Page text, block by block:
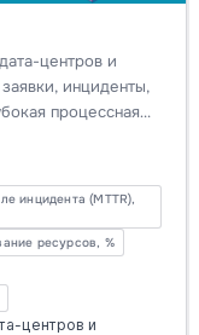
центров и
инциденты,
процессная
повышения KPI и
инцидента (MTTR),
ресурсов, %
центров и